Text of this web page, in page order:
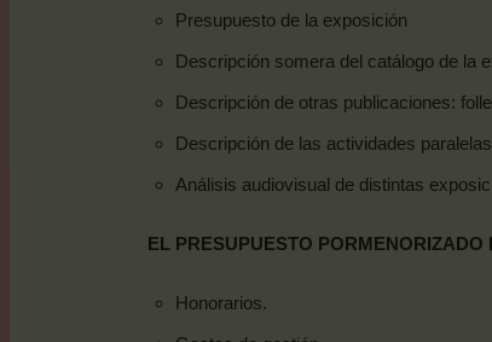
Presupuesto de la exposición
Descripción somera del catálogo de la
Descripción de otras publicaciones:
Descripción de las actividades
Análisis audiovisual de distintas
EL PRESUPUESTO PORMENORIZADO
Honorarios.